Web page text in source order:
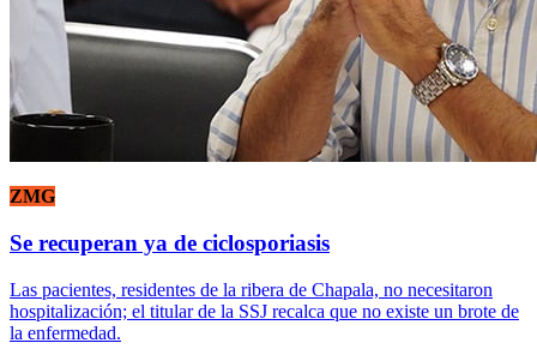
ZMG
Se recuperan ya de ciclosporiasis
Las pacientes, residentes de la ribera de Chapala, no necesitaron
hospitalización; el titular de la SSJ recalca que no existe un brote de
la enfermedad.